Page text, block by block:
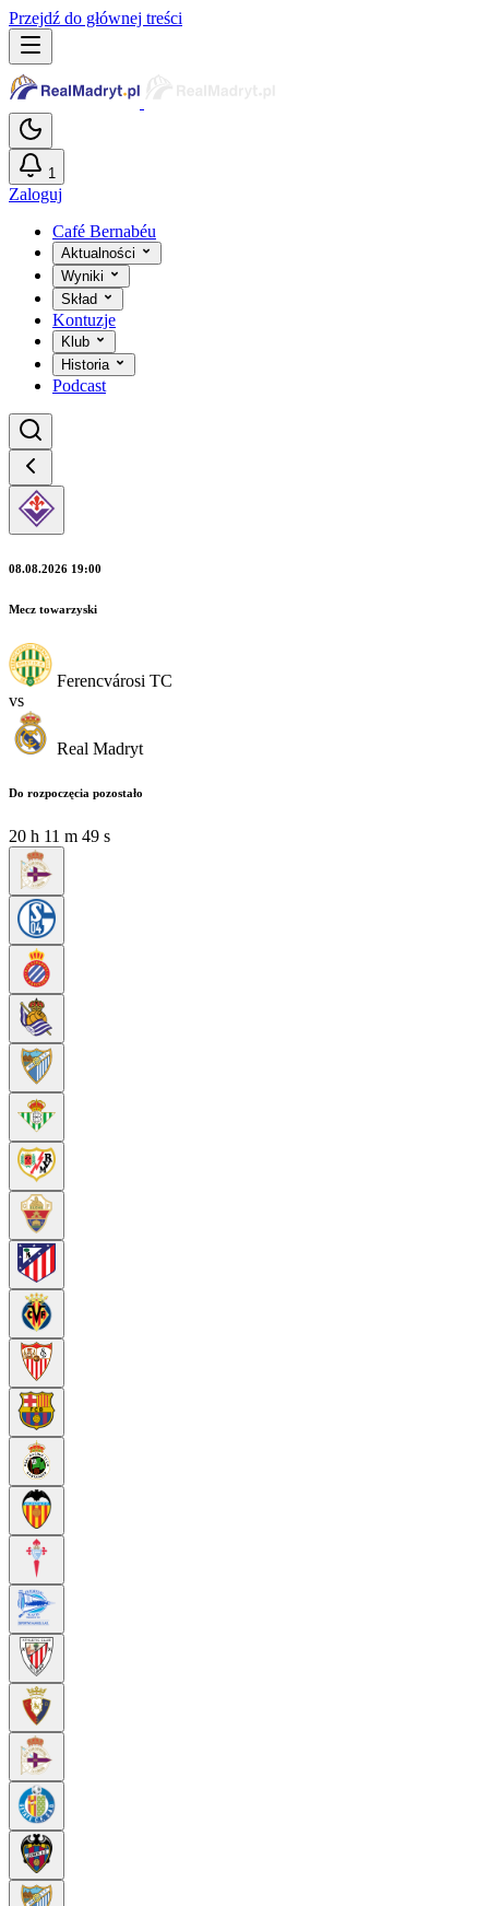
Przejdź do głównej treści
1
Zaloguj
Café Bernabéu
Aktualności
Wyniki
Skład
Kontuzje
Klub
Historia
Podcast
08.08.2026 19:00
Mecz towarzyski
Ferencvárosi TC
vs
Real Madryt
Do rozpoczęcia pozostało
20 h 11 m 49 s